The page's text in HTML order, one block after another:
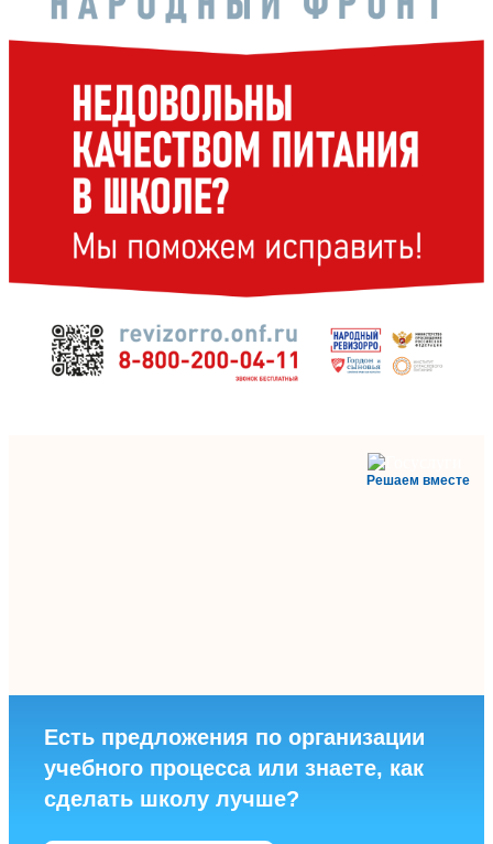
Решаем вместе
Есть предложения по организации
учебного процесса или знаете, как
сделать школу лучше?